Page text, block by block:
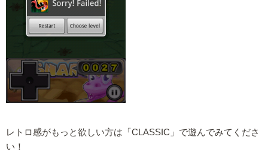
レトロ感がもっと欲しい方は「CLASSIC」で遊んでみてくださ
い！